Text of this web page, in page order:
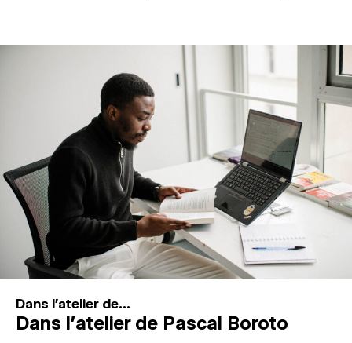
Dans l'atelier de...
Dans l’atelier de Pascal Boroto